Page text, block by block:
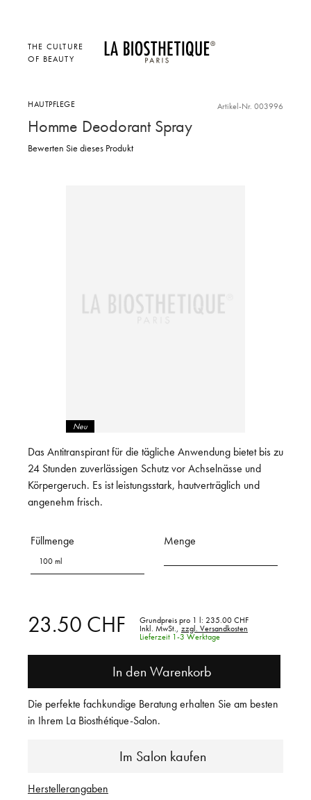
THE CULTURE
OF BEAUTY
HAUTPFLEGE Artikel-Nr. 003996
Homme Deodorant Spray
Bewerten Sie dieses Produkt
Neu
Das Antitranspirant für die tägliche Anwendung bietet bis zu
24 Stunden zuverlässigen Schutz vor Achselnässe und
Körpergeruch. Es ist leistungsstark, hautverträglich und
angenehm frisch.
Füllmenge
100 ml
Menge
23.50 CHF Grundpreis pro 1 l: 235.00 CHF
Inkl. MwSt.,
zzgl. Versandkosten
Lieferzeit 1-3 Werktage
In den Warenkorb
Im Salon kaufen
Die perfekte fachkundige Beratung erhalten Sie am besten
in Ihrem La Biosthétique-Salon.
Herstellerangaben